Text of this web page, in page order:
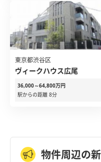
東京都渋谷区
ヴィークハウス広尾
36,000～64,800万円
駅からの距離 8分
物件周辺の